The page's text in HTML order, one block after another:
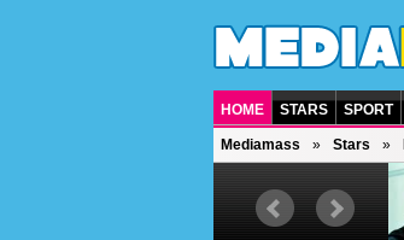
HOME STARS SPORT
Mediamass Stars
Deutsche Sängerin